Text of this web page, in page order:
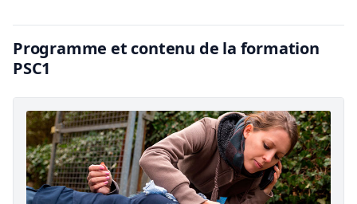
Programme et contenu de la formation
PSC1